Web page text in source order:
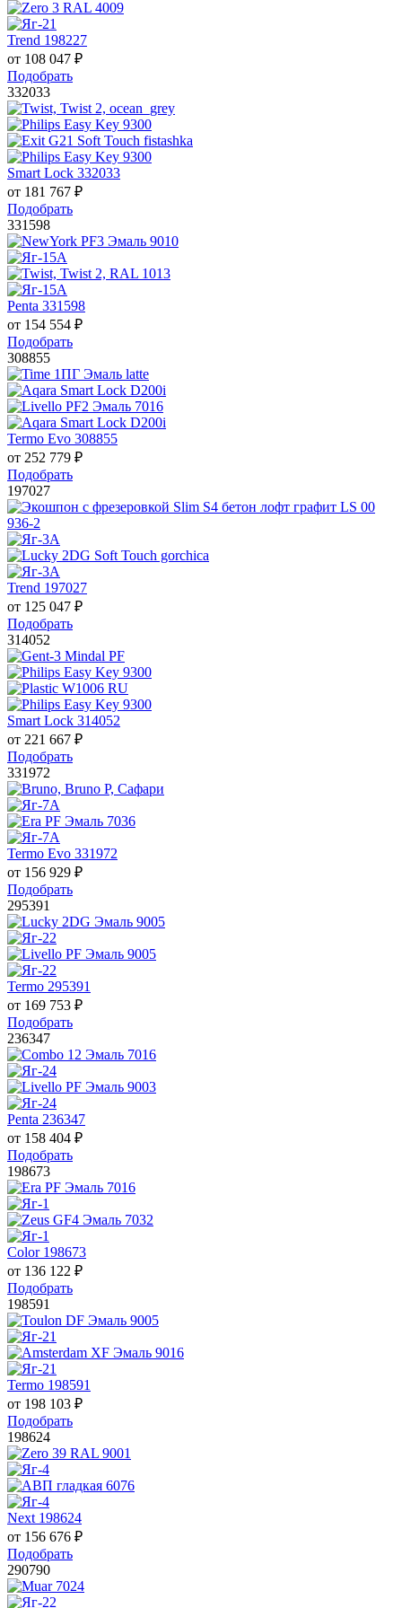
Trend 198227
от 108 047 ₽
Подобрать
332033
Smart Lock 332033
от 181 767 ₽
Подобрать
331598
Penta 331598
от 154 554 ₽
Подобрать
308855
Termo Evo 308855
от 252 779 ₽
Подобрать
197027
Trend 197027
от 125 047 ₽
Подобрать
314052
Smart Lock 314052
от 221 667 ₽
Подобрать
331972
Termo Evo 331972
от 156 929 ₽
Подобрать
295391
Termo 295391
от 169 753 ₽
Подобрать
236347
Penta 236347
от 158 404 ₽
Подобрать
198673
Color 198673
от 136 122 ₽
Подобрать
198591
Termo 198591
от 198 103 ₽
Подобрать
198624
Next 198624
от 156 676 ₽
Подобрать
290790